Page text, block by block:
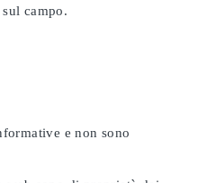
campo.
e non sono